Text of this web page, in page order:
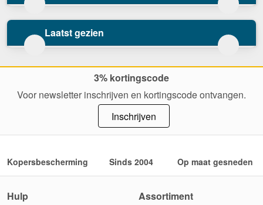
Laatst gezien
3% kortingscode
Voor newsletter inschrijven en kortingscode ontvangen.
Inschrijven
Kopersbescherming Sinds 2004 Op maat gesneden
Hulp
Assortiment